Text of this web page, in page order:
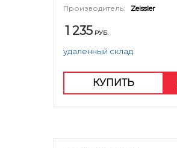
Производитель: Zeissler
1 235 РУБ.
удаленный склад.
КУПИТЬ